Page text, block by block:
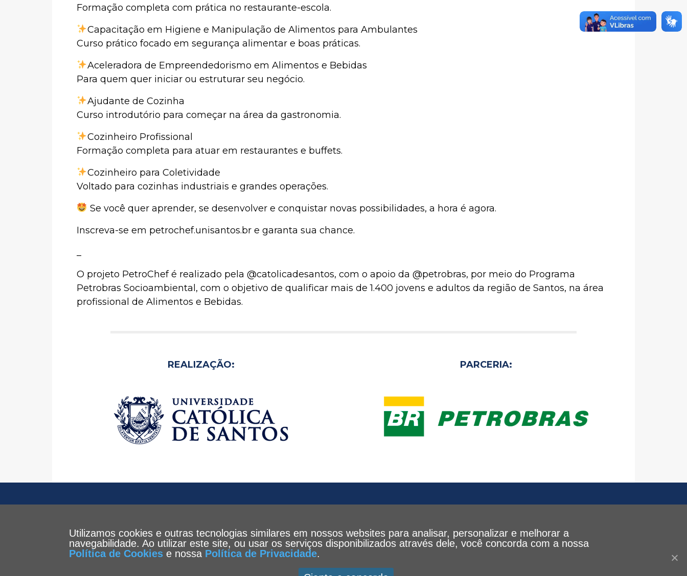
Formação completa com prática no restaurante-escola.
Capacitação em Higiene e Manipulação de Alimentos para Ambulantes
Curso prático focado em segurança alimentar e boas práticas.
Aceleradora de Empreendedorismo em Alimentos e Bebidas
Para quem quer iniciar ou estruturar seu negócio.
Ajudante de Cozinha
Curso introdutório para começar na área da gastronomia.
Cozinheiro Profissional
Formação completa para atuar em restaurantes e buffets.
Cozinheiro para Coletividade
Voltado para cozinhas industriais e grandes operações.
Se você quer aprender, se desenvolver e conquistar novas possibilidades, a hora é agora.
Inscreva-se em petrochef.unisantos.br e garanta sua chance.
O projeto PetroChef é realizado pela @catolicadesantos, com o apoio da @petrobras, por meio do Programa
Petrobras Socioambiental, com o objetivo de qualificar mais de 1.400 jovens e adultos da região de Santos, na área
profissional de Alimentos e Bebidas.
REALIZAÇÃO: PARCERIA:
Utilizamos cookies e outras tecnologias similares em nossos websites para analisar, personalizar e melhorar a
navegabilidade. Ao utilizar este site, ou usar os serviços disponibilizados através dele, você concorda com a nossa
Política de Cookiese nossa Política de Privacidade.